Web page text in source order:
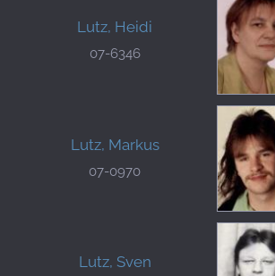
Lutz, Heidi
07-6346
Lutz, Markus
07-0970
Lutz, Sven